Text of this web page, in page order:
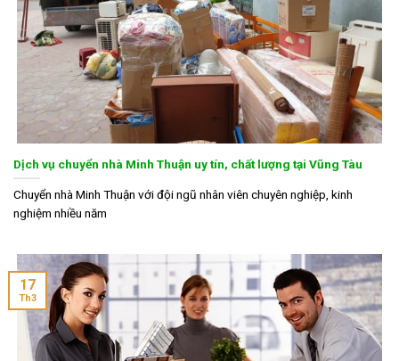
Dịch vụ chuyển nhà Minh Thuận uy tín, chất lượng tại Vũng Tàu
Chuyển nhà Minh Thuận với đội ngũ nhân viên chuyên nghiệp, kinh
nghiệm nhiều năm
17
Th3